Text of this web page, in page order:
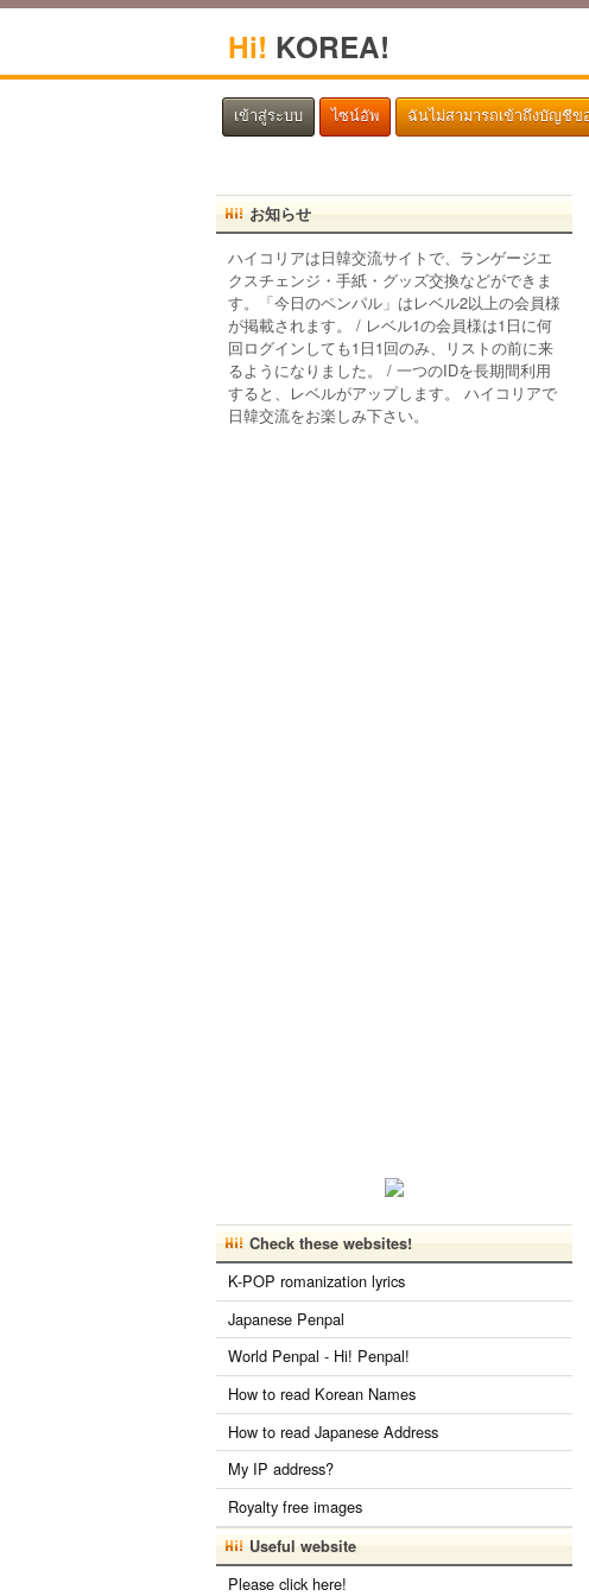
Hi! KOREA!
เข้าสู่ระบบ ไซน์อัพ ฉันไม่สามารถเข้าถึงบัญชีข
お知らせ
ハイコリアは日韓交流サイトで、ランゲージエ
クスチェンジ・手紙・グッズ交換などができま
す。「今日のペンパル」はレベル2以上の会員様
が掲載されます。 / レベル1の会員様は1日に何
回ログインしても1日1回のみ、リストの前に来
るようになりました。 / 一つのIDを長期間利用
すると、レベルがアップします。 ハイコリアで
日韓交流をお楽しみ下さい。
Check these websites!
K-POP romanization lyrics
Japanese Penpal
World Penpal - Hi! Penpal!
How to read Korean Names
How to read Japanese Address
My IP address?
Royalty free images
Useful website
Please click here!